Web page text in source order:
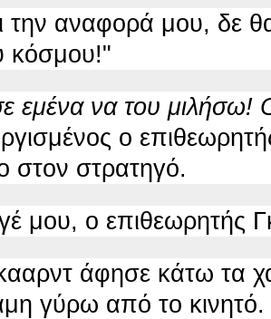
την αναφορά μου, δε
κόσμου!"
εμένα να του μιλήσω!
ο
στον στρατηγό.
μου, ο επιθεωρητής
άφησε κάτω τα
γύρω από το κινητό.